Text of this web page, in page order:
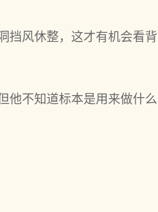
挡风休整，这才有机会看背
他不知道标本是用来做什么